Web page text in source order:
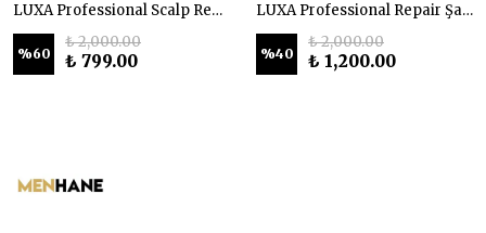
LUXA Professional Scalp Renew Dökülme Önleyici Şampuan 250 ml
%60
₺ 2,000.00
₺ 799.00
LUXA Professional Repair Şampuan 250 ml
%40
₺ 2,000.00
₺ 1,200.00